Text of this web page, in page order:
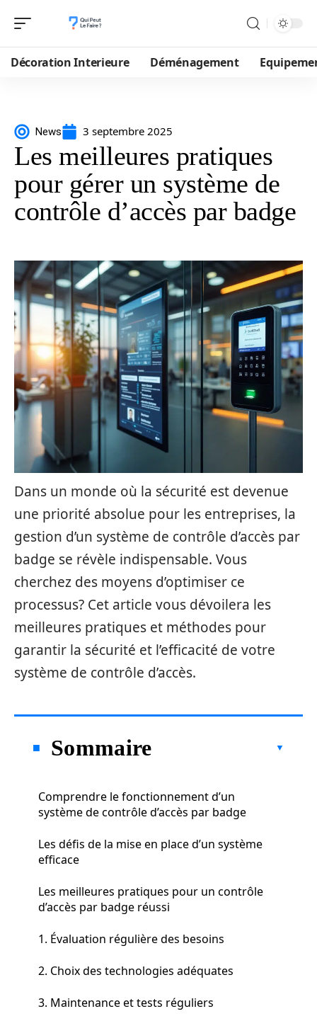
Décoration Interieure Déménagement
News 3 septembre 2025
Les meilleures pratiques
pour gérer un système de
contrôle d’accès par badge
Dans un monde où la sécurité est devenue
une priorité absolue pour les entreprises, la
gestion d’un système de contrôle d’accès par
badge se révèle indispensable. Vous
cherchez des moyens d’optimiser ce
processus? Cet article vous dévoilera les
meilleures pratiques et méthodes pour
garantir la sécurité et l’efficacité de votre
système de contrôle d’accès.
Sommaire
Comprendre le fonctionnement d’un
système de contrôle d’accès par badge
Les défis de la mise en place d’un système
efficace
Les meilleures pratiques pour un contrôle
d’accès par badge réussi
1. Évaluation régulière des besoins
2. Choix des technologies adéquates
3. Maintenance et tests réguliers